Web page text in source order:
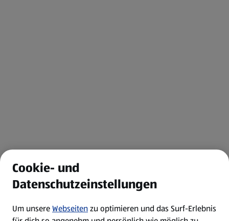
Cookie- und
Datenschutzeinstellungen
Um unsereWebseitenzu optimieren und das Surf-Erlebnis